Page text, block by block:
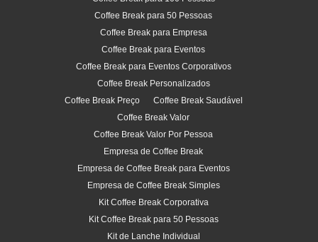
Coffee Break para 50 Pessoas
Coffee Break para Empresa
Coffee Break para Eventos
Coffee Break para Eventos Corporativos
Coffee Break Personalizados
Coffee Break Preço
Coffee Break Saudável
Coffee Break Valor
Coffee Break Valor Por Pessoa
Empresa de Coffee Break
Empresa de Coffee Break para Eventos
Empresa de Coffee Break Simples
Kit Coffee Break Corporativa
Kit Coffee Break para 50 Pessoas
Kit de Lanche Individual